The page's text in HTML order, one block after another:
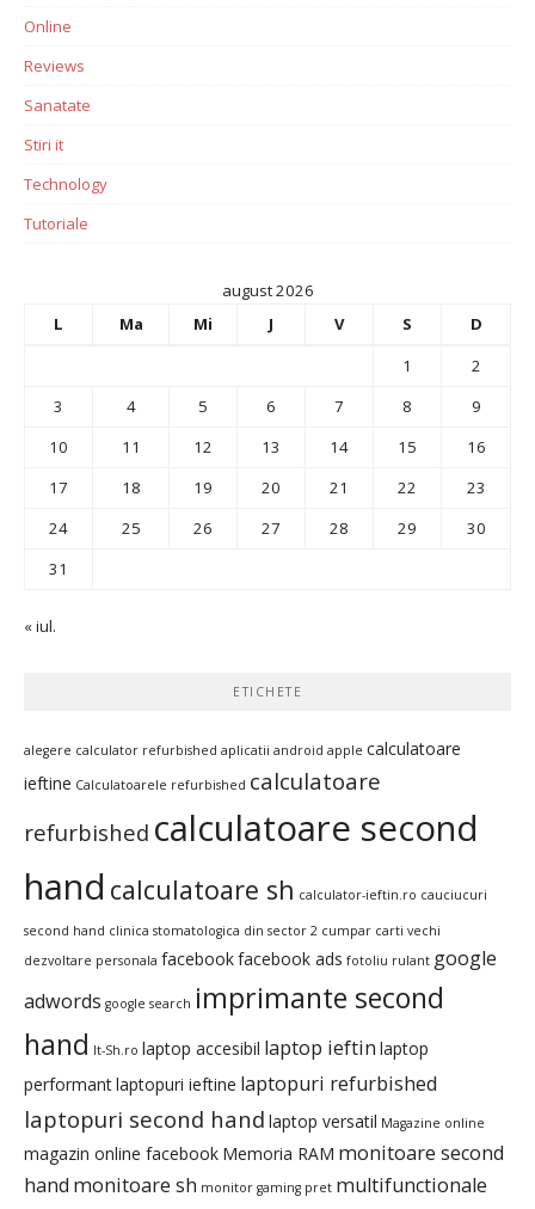
Online
Reviews
Sanatate
Stiri it
Technology
Tutoriale
august 2026
L
Ma Mi J V S
D
1
2
3
4 5 6 7 8
9
10
11 12 13 14 15
16
17
18 19 20 21 22
23
24
25 26 27 28 29
30
31
« iul.
ETICHETE
alegere calculator refurbished aplicatii android apple calculatoare
ieftine Calculatoarele refurbished calculatoare
refurbished calculatoare second
hand calculatoare sh calculator-ieftin.ro cauciucuri
second hand clinica stomatologica din sector 2 cumpar carti vechi
dezvoltare personala facebookfacebook ads fotoliu rulant google
adwords google search imprimante second
hand It-Sh.ro laptop accesibil laptop ieftin laptop
performantlaptopuri ieftine laptopuri refurbished
laptopuri second hand laptop versatil Magazine online
magazin online facebook Memoria RAM monitoare second
hand monitoare sh monitor gaming pret multifunctionale